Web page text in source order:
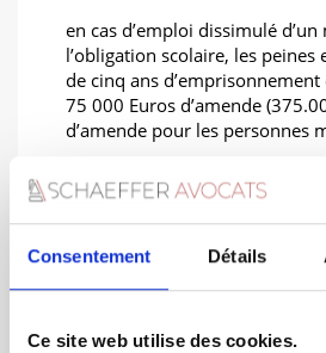
Consentement Détails
Ce site web utilise des cookies.
en cas d’emploi dissimulé
l’obligation scolaire, les peines
de cinq ans d’emprisonnement
75 000 Euros d’amende
d’amende pour les personnes